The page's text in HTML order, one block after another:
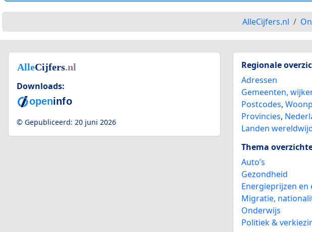
AlleCijfers.nl
Downloads:
© Gepubliceerd: 20 juni 2026
Regionale
Adressen
Gemeenten,
Postcodes,
Provincies,
Landen
Thema
Auto’s
Gezondheid
Energieprijzen
Migratie,
Onderwijs
Politiek &